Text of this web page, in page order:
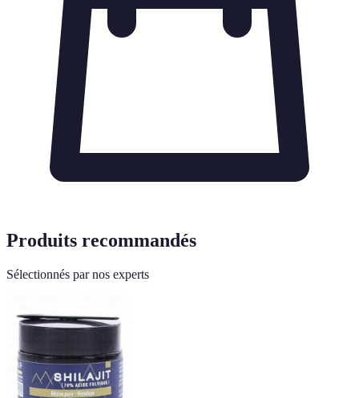
Produits recommandés
Sélectionnés par nos experts